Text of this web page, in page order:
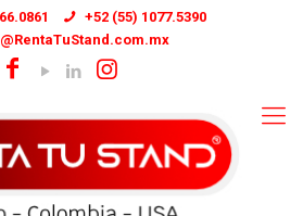
+52 (55) 1077.5390